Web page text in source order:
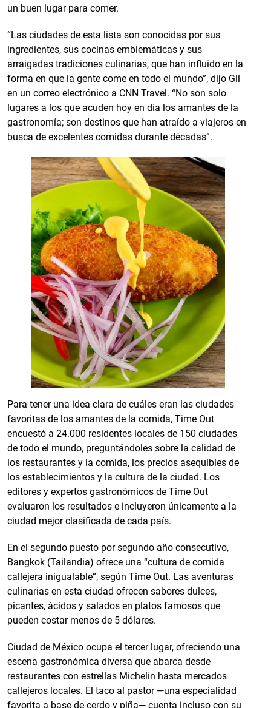
un buen lugar para comer.
“Las ciudades de esta lista son conocidas por sus
ingredientes, sus cocinas emblemáticas y sus
arraigadas tradiciones culinarias, que han influido en la
forma en que la gente come en todo el mundo”, dijo Gil
en un correo electrónico a CNN Travel. “No son solo
lugares a los que acuden hoy en día los amantes de la
gastronomía; son destinos que han atraído a viajeros en
busca de excelentes comidas durante décadas”.
Para tener una idea clara de cuáles eran las ciudades
favoritas de los amantes de la comida, Time Out
encuestó a 24.000 residentes locales de 150 ciudades
de todo el mundo, preguntándoles sobre la calidad de
los restaurantes y la comida, los precios asequibles de
los establecimientos y la cultura de la ciudad. Los
editores y expertos gastronómicos de Time Out
evaluaron los resultados e incluyeron únicamente a la
ciudad mejor clasificada de cada país.
En el segundo puesto por segundo año consecutivo,
Bangkok (Tailandia) ofrece una “cultura de comida
callejera inigualable”, según Time Out. Las aventuras
culinarias en esta ciudad ofrecen sabores dulces,
picantes, ácidos y salados en platos famosos que
pueden costar menos de 5 dólares.
Ciudad de México ocupa el tercer lugar, ofreciendo una
escena gastronómica diversa que abarca desde
restaurantes con estrellas Michelin hasta mercados
callejeros locales. El taco al pastor —una especialidad
favorita a base de cerdo y piña— cuenta incluso con su